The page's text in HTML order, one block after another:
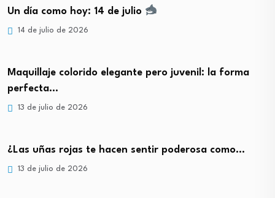
Un día como hoy: 14 de julio
14 de julio de 2026
Maquillaje colorido elegante pero juvenil: la forma
perfecta…
13 de julio de 2026
¿Las uñas rojas te hacen sentir poderosa como…
13 de julio de 2026